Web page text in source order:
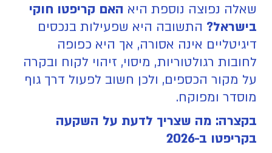
‍שאלה נפוצה נוספת היא האם קריפטו חוקי
בישראל? התשובה היא שפעילות בנכסים
דיגיטליים אינה אסורה, אך היא כפופה
לחובות רגולטוריות, מיסוי, זיהוי לקוח ובקרה
על מקור הכספים, ולכן חשוב לפעול דרך גוף
מוסדר ומפוקח.
בקצרה: מה שצריך לדעת על השקעה
בקריפטו ב-2026